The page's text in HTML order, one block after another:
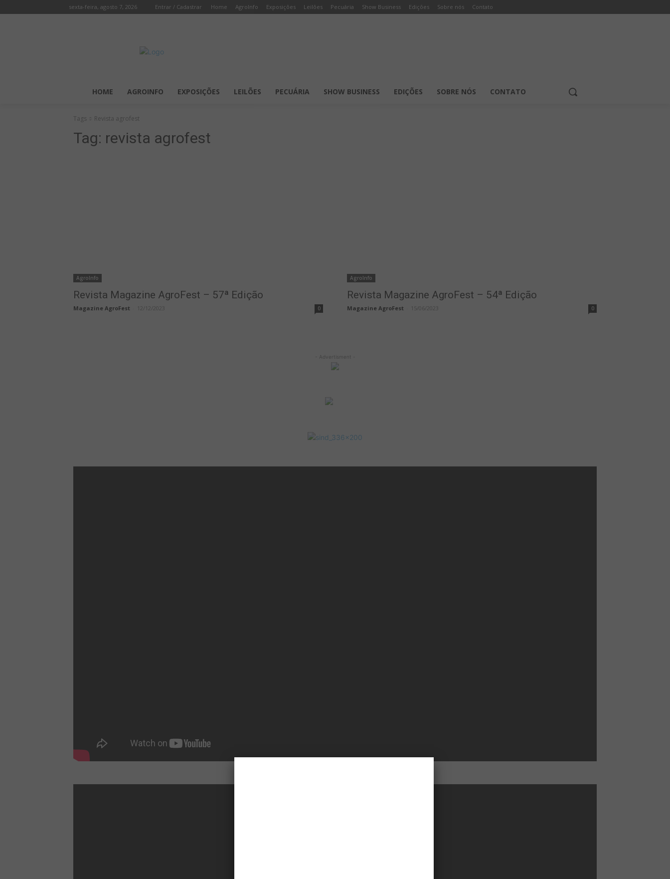
sexta-feira, agosto 7, 2026 Entrar / Cadastrar Home AgroInfo Exposições Leilões Pecuária Show Business Edições Sobre nós Contato
HOME AGROINFO EXPOSIÇÕES LEILÕES PECUÁRIA SHOW BUSINESS EDIÇÕES SOBRE NÓS CONTATO
Tags Revista agrofest
Tag: revista agrofest
AgroInfo
Revista Magazine AgroFest – 57ª Edição
Magazine AgroFest 12/12/2023 0
AgroInfo
Revista Magazine AgroFest – 54ª Edição
Magazine AgroFest 15/06/2023 0
- Advertisment -